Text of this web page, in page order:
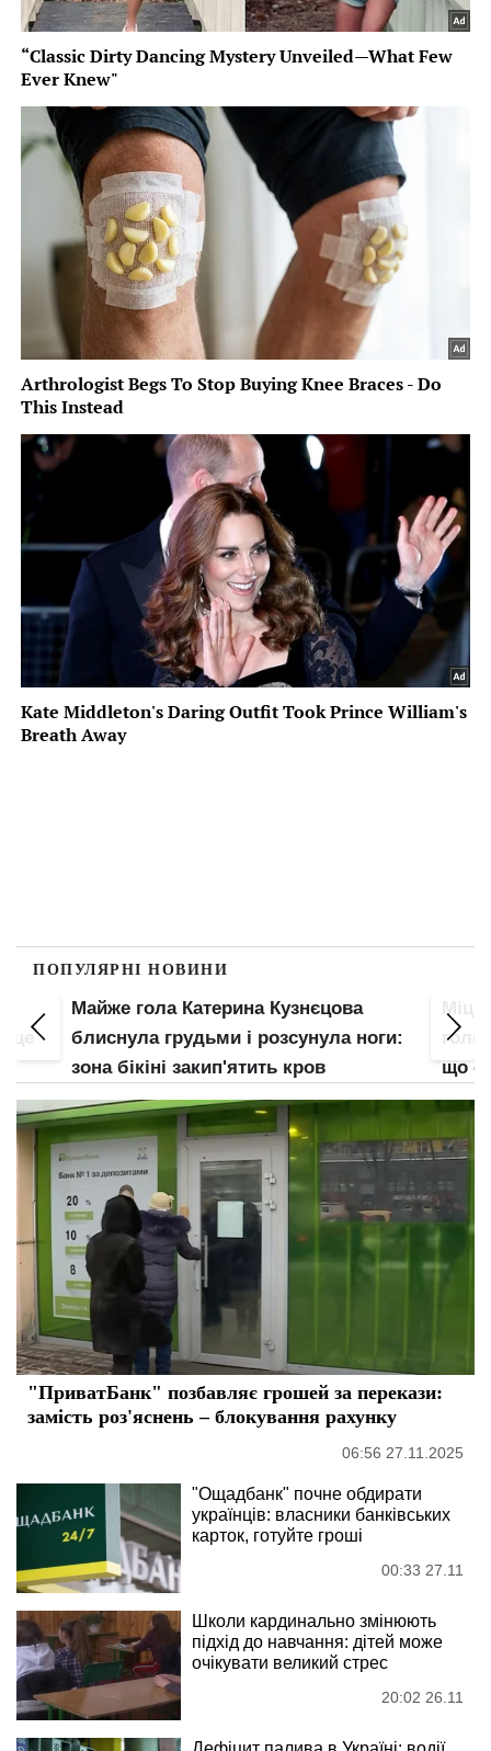
ПОПУЛЯРНІ НОВИНИ
Міцкевич "злив", як розважається з
голою Поляковою в одному ліжку:
що скажуть її діти та чоловік
"ПриватБанк" позбавляє грошей за перекази:
замість роз'яснень – блокування рахунку
06:56 27.11.2025
"Ощадбанк" почне обдирати
українців: власники банківських
карток, готуйте гроші
00:33 27.11
Школи кардинально змінюють
підхід до навчання: дітей може
очікувати великий стрес
20:02 26.11